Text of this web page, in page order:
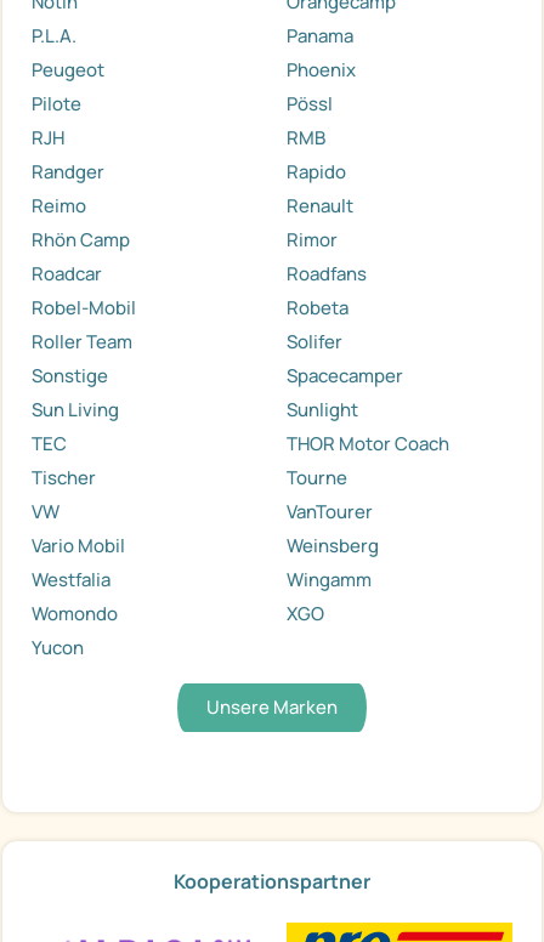
P.L.A.
Panama
Peugeot
Phoenix
Pilote
Pössl
RJH
RMB
Randger
Rapido
Reimo
Renault
Rhön Camp
Rimor
Roadcar
Roadfans
Robel-Mobil
Robeta
Roller Team
Solifer
Sonstige
Spacecamper
Sun Living
Sunlight
TEC
THOR Motor Coach
Tischer
Tourne
VW
VanTourer
Vario Mobil
Weinsberg
Westfalia
Wingamm
Womondo
XGO
Yucon
Unsere Marken
Kooperationspartner